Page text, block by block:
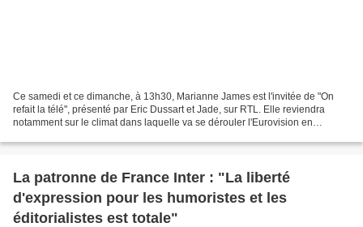
Ce samedi et ce dimanche, à 13h30, Marianne James est l'invitée de "On
refait la télé", présenté par Eric Dussart et Jade, sur RTL. Elle reviendra
notamment sur le climat dans laquelle va se dérouler l'Eurovision en
La patronne de France Inter : "La liberté
d'expression pour les humoristes et les
éditorialistes est totale"